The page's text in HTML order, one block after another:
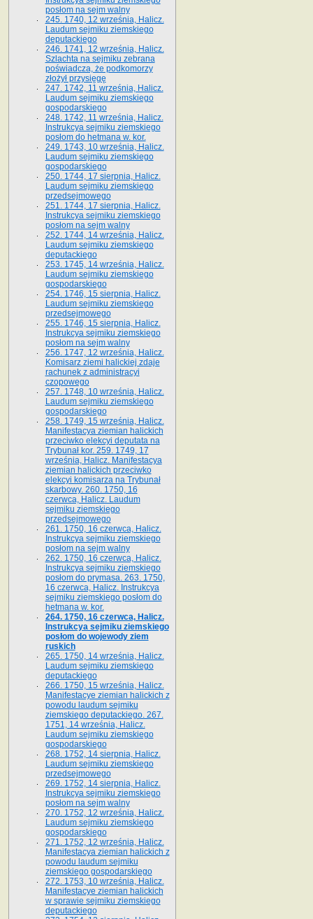
posłom na sejm walny
245. 1740, 12 września, Halicz.
Laudum sejmiku ziemskiego
deputackiego
246. 1741, 12 września, Halicz.
Szlachta na sejmiku zebrana
poświadcza, że podkomorzy
złożył przysięgę
247. 1742, 11 września, Halicz.
Laudum sejmiku ziemskiego
gospodarskiego
248. 1742, 11 września, Halicz.
Instrukcya sejmiku ziemskiego
posłom do hetmana w. kor.
249. 1743, 10 września, Halicz.
Laudum sejmiku ziemskiego
gospodarskiego
250. 1744, 17 sierpnia, Halicz.
Laudum sejmiku ziemskiego
przedsejmowego
251. 1744, 17 sierpnia, Halicz.
Instrukcya sejmiku ziemskiego
posłom na sejm walny
252. 1744, 14 września, Halicz.
Laudum sejmiku ziemskiego
deputackiego
253. 1745, 14 września, Halicz.
Laudum sejmiku ziemskiego
gospodarskiego
254. 1746, 15 sierpnia, Halicz.
Laudum sejmiku ziemskiego
przedsejmowego
255. 1746, 15 sierpnia, Halicz.
Instrukcya sejmiku ziemskiego
posłom na sejm walny
256. 1747, 12 września, Halicz.
Komisarz ziemi halickiej zdaje
rachunek z administracyi
czopowego
257. 1748, 10 września, Halicz.
Laudum sejmiku ziemskiego
gospodarskiego
258. 1749, 15 września, Halicz.
Manifestacya ziemian halickich
przeciwko elekcyi deputata na
Trybunał kor. 259. 1749, 17
września, Halicz. Manifestacya
ziemian halickich przeciwko
elekcyi komisarza na Trybunał
skarbowy. 260. 1750, 16
czerwca, Halicz. Laudum
sejmiku ziemskiego
przedsejmowego
261. 1750, 16 czerwca, Halicz.
Instrukcya sejmiku ziemskiego
posłom na sejm walny
262. 1750, 16 czerwca, Halicz.
Instrukcya sejmiku ziemskiego
posłom do prymasa. 263. 1750,
16 czerwca, Halicz. Instrukcya
sejmiku ziemskiego posłom do
hetmana w. kor.
264. 1750, 16 czerwca, Halicz.
Instrukcya sejmiku ziemskiego
posłom do wojewody ziem
ruskich
265. 1750, 14 września, Halicz.
Laudum sejmiku ziemskiego
deputackiego
266. 1750, 15 września, Halicz.
Manifestacye ziemian halickich z
powodu laudum sejmiku
ziemskiego deputackiego. 267.
1751, 14 września, Halicz.
Laudum sejmiku ziemskiego
gospodarskiego
268. 1752, 14 sierpnia, Halicz.
Laudum sejmiku ziemskiego
przedsejmowego
269. 1752, 14 sierpnia, Halicz.
Instrukcya sejmiku ziemskiego
posłom na sejm walny
270. 1752, 12 września, Halicz.
Laudum sejmiku ziemskiego
gospodarskiego
271. 1752, 12 września, Halicz.
Manifestacya ziemian halickich z
powodu laudum sejmiku
ziemskiego gospodarskiego
272. 1753, 10 września, Halicz.
Manifestacye ziemian halickich
w sprawie sejmiku ziemskiego
deputackiego